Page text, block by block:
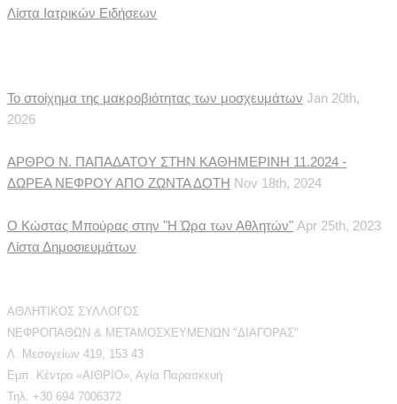
Λίστα Ιατρικών Ειδήσεων
Το στοίχημα της μακροβιότητας των μοσχευμάτων Jan 20th,
2026
ΑΡΘΡΟ Ν. ΠΑΠΑΔΑΤΟΥ ΣΤΗΝ ΚΑΘΗΜΕΡΙΝΗ 11.2024 -
ΔΩΡΕΑ ΝΕΦΡΟΥ ΑΠΟ ΖΩΝΤΑ ΔΟΤΗ Nov 18th, 2024
Ο Κώστας Μπούρας στην "Η Ώρα των Αθλητών" Apr 25th, 2023
Λίστα Δημοσιευμάτων
ΑΘΛΗΤΙΚΟΣ ΣΥΛΛΟΓΟΣ
ΝΕΦΡΟΠΑΘΩΝ & ΜΕΤΑΜΟΣΧΕΥΜΕΝΩΝ "ΔΙΑΓΟΡΑΣ"
Λ. Μεσογείων 419, 153 43
Εμπ. Κέντρο «ΑΙΘΡΙΟ», Αγία Παρασκευή
Τηλ. +30 694 7006372